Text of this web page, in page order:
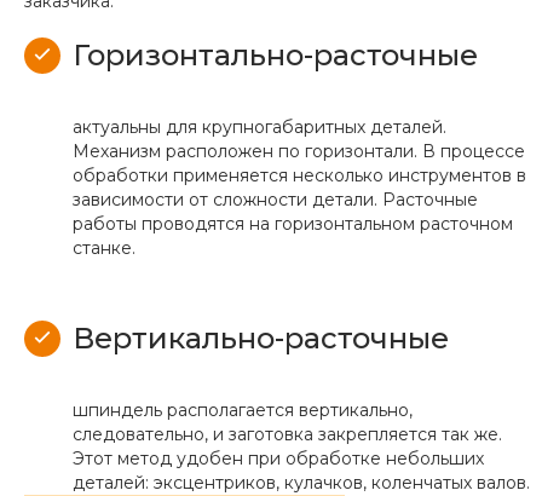
Горизонтально-расточные
актуальны для крупногабаритных деталей.
Механизм расположен по горизонтали. В процессе
обработки применяется несколько инструментов в
зависимости от сложности детали. Расточные
работы проводятся на горизонтальном расточном
станке.
Вертикально-расточные
шпиндель располагается вертикально,
следовательно, и заготовка закрепляется так же.
Этот метод удобен при обработке небольших
деталей: эксцентриков, кулачков, коленчатых валов.